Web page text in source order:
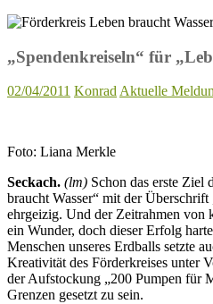
„Spendenkreiseln“ für
02/04/2011 KonradAktuelle
Foto: Liana Merkle
Seckach. (lm) Schon das erste Ziel
braucht Wasser“ mit der
ehrgeizig. Und der Zeitrahmen von
ein Wunder, doch dieser Erfolg
Menschen unseres Erdballs setzte
Kreativität des Förderkreises unter
der Aufstockung „200 Pumpen für
Grenzen gesetzt zu sein.